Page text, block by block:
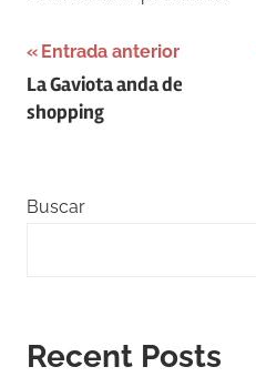
Navegación
de
Entrada anterior
La Gaviota anda de
shopping
Buscar
Recent Posts